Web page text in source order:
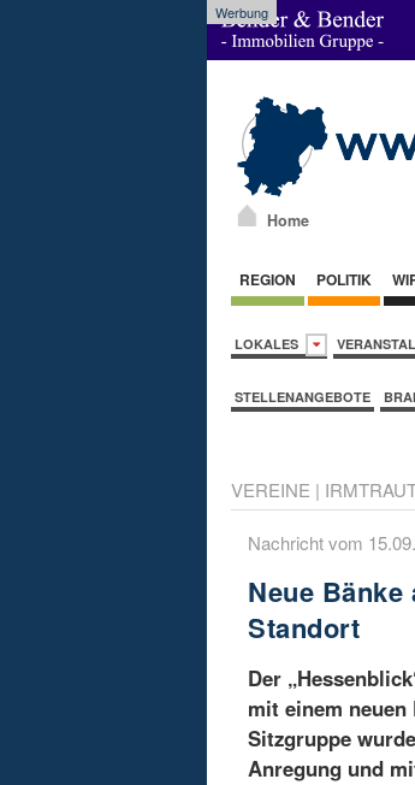
Werbung
Home
REGION POLITIK
LOKALES
STELLENANGEBOTE
VEREINE |
Nachricht vom
Neue
Standort
Der
mit einem
Sitzgruppe
Anregung und